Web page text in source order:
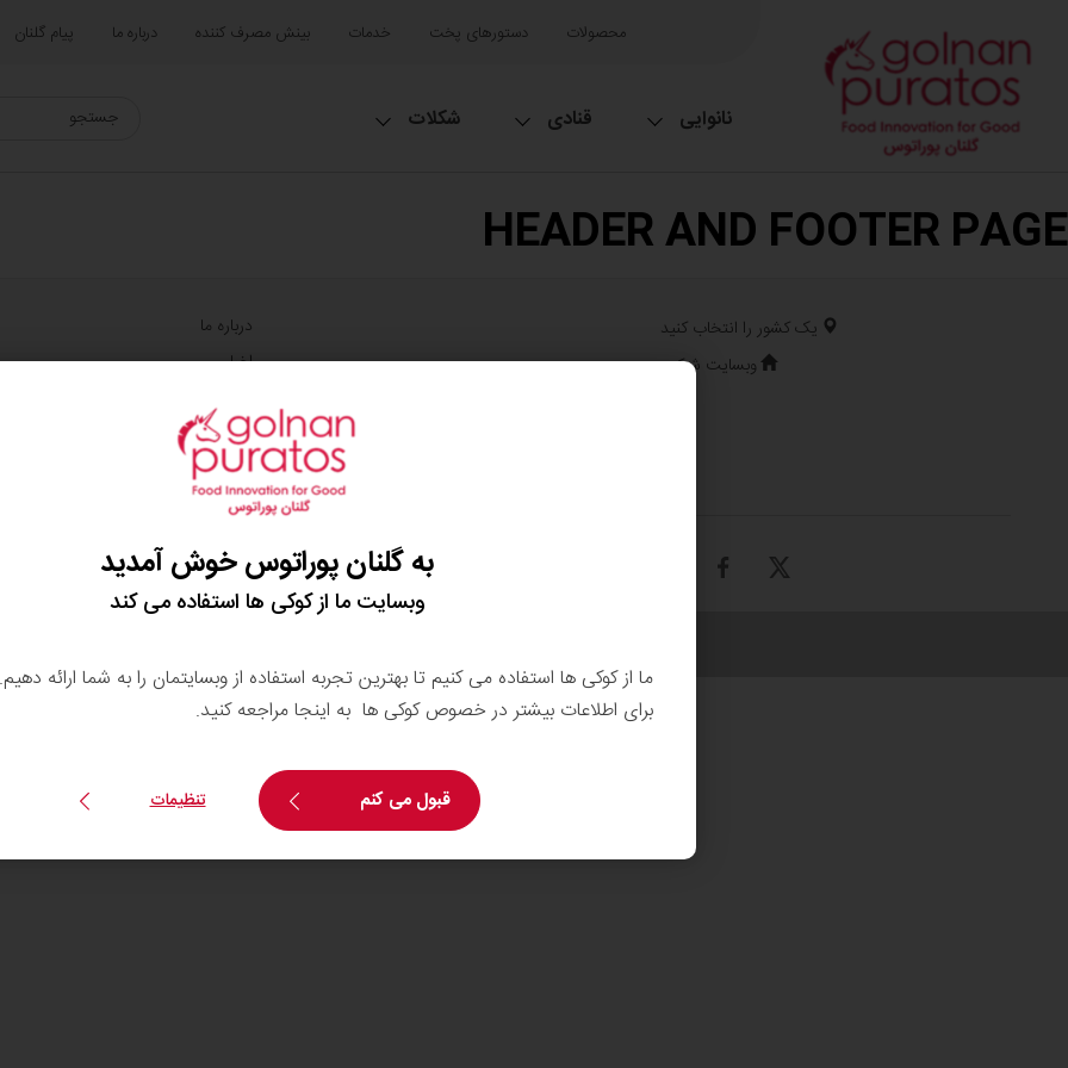
محصولات دستورهای پخت خدمات بینش مصرف کننده درباره ما پیام گلنان
نانوایی قنادی شکلات
HEADER AND FOOTER PAGE
به گلنان پوراتوس خوش آمدید
وبسایت ما از کوکی ها استفاده می کند
ما از کوکی ها استفاده می کنیم تا بهترین تجربه استفاده از وبسایتمان را به شما ارائه
برای اطلاعات بیشتر در خصوص کوکی ها به اینجا مراجعه کنید.
قبول می کنم تنظیمات
درباره ما
اخبار
تماس با ما
یک کشور را انتخاب کنید
وبسایت شرکت
+98 21 48344000
Info@golnanpuratos.com